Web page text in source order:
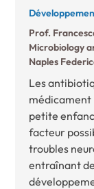
Prof.
Microbiology
Naples
Les
médicament
petite
facteur
troubles
entraînant